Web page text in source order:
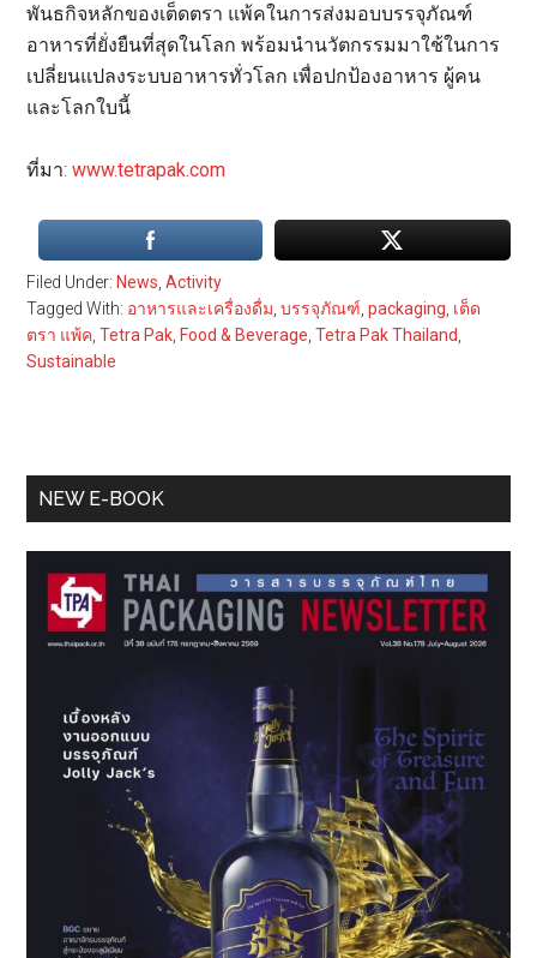
พันธกิจหลักของเต็ดตรา แพ้คในการส่งมอบบรรจุภัณฑ์
อาหารที่ยั่งยืนที่สุดในโลก พร้อมนำนวัตกรรมมาใช้ในการ
เปลี่ยนแปลงระบบอาหารทั่วโลก เพื่อปกป้องอาหาร ผู้คน
และโลกใบนี้
ที่มา:www.tetrapak.com
Filed Under: News ,Activity
Tagged With: อาหารและเครื่องดื่ม ,บรรจุภัณฑ์ ,packaging เต็ด
ตรา แพ้ค ,Tetra Pak Food & Beverage ,Tetra Pak Thailand
Sustainable
Primary
NEW E-BOOK